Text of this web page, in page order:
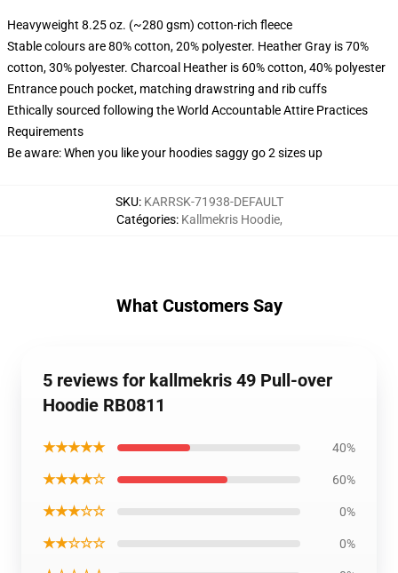
Heavyweight 8.25 oz. (~280 gsm) cotton-rich fleece
Stable colours are 80% cotton, 20% polyester. Heather Gray is 70%
cotton, 30% polyester. Charcoal Heather is 60% cotton, 40% polyester
Entrance pouch pocket, matching drawstring and rib cuffs
Ethically sourced following the World Accountable Attire Practices
Requirements
Be aware: When you like your hoodies saggy go 2 sizes up
SKU: KARRSK-71938-DEFAULT
Catégories: Kallmekris Hoodie,
What Customers Say
5 reviews for kallmekris 49 Pull-over
Hoodie RB0811
★★★★★ 40%
★★★★☆ 60%
★★★☆☆ 0%
★★☆☆☆ 0%